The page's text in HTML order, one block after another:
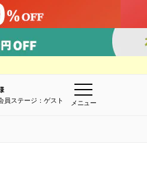
員ステージ：ゲスト
メニュー